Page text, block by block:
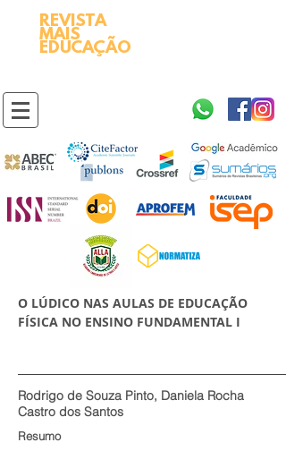
REVISTA
MAIS
EDUCAÇÃO
O LÚDICO NAS AULAS DE EDUCAÇÃO
FÍSICA NO ENSINO FUNDAMENTAL I
Rodrigo de Souza Pinto, Daniela Rocha
Castro dos Santos
Resumo